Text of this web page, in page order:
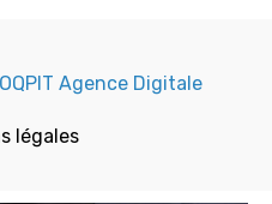
Agence Digitale
légales